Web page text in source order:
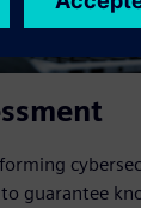
guarantee